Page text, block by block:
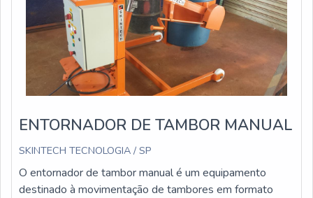
ENTORNADOR DE TAMBOR MANUAL
SKINTECH TECNOLOGIA / SP
O entornador de tambor manual é um equipamento
destinado à movimentação de tambores em formato